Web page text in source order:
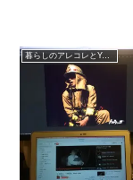
暮らしのアレコレとYouTube運営